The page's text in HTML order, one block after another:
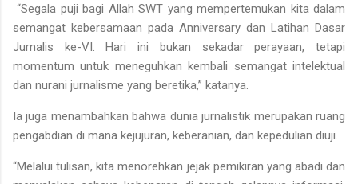
“Segala puji bagi Allah SWT yang mempertemukan kita dalam
semangat kebersamaan pada Anniversary dan Latihan Dasar
Jurnalis ke-VI. Hari ini bukan sekadar perayaan, tetapi
momentum untuk meneguhkan kembali semangat intelektual
dan nurani jurnalisme yang beretika,” katanya.
Ia juga menambahkan bahwa dunia jurnalistik merupakan ruang
pengabdian di mana kejujuran, keberanian, dan kepedulian diuji.
“Melalui tulisan, kita menorehkan jejak pemikiran yang abadi dan